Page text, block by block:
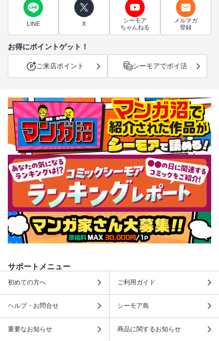
LINE X
シーモア
ちゃんねる
メルマガ
登録
お得にポイントゲット！
ご来店ポイント シーモアでポイ活
サポートメニュー
初めての方へ ご利用ガイド
ヘルプ・お問合せ シーモア島
重要なお知らせ 商品に関するお知らせ